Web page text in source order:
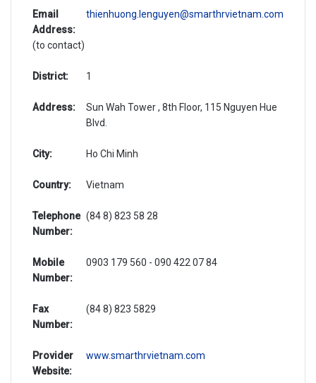
Email
Address:
(to contact)
thienhuong.lenguyen@smarthrvietnam.com
District: 1
Address:
Sun Wah Tower , 8th Floor, 115 Nguyen Hue
Blvd.
City: Ho Chi Minh
Country: Vietnam
Telephone
Number:
(84 8) 823 58 28
Mobile
Number:
0903 179 560 - 090 422 07 84
Fax
Number:
(84 8) 823 5829
Provider
Website:
www.smarthrvietnam.com